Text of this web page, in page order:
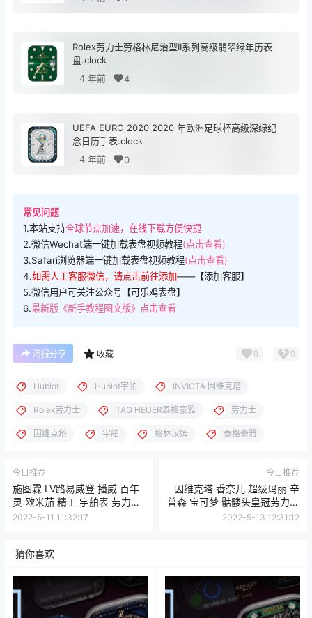
Rolex劳力士劳格林尼治型II系列高级翡翠绿年历表
盘.clock
4 年前
4
UEFA EURO 2020 2020 年欧洲足球杯高级深绿纪
念日历手表.clock
4 年前
0
常见问题
1.本站支持全球节点加速，在线下载方便快捷
2.微信Wechat端一键加载表盘视频教程(点击查看)
3.Safari浏览器端一键加载表盘视频教程(点击查看)
4.如需人工客服微信，请点击前往添加——【添加客服】
5.微信用户可关注公众号【可乐鸡表盘】
6.最新版《新手教程图文版》点击查看
海报分享 收藏 0 0
Hublot Hublot宇舶 INVICTA 因维克塔
Rolex劳力士 TAG HEUER泰格豪雅 劳力士
因维克塔 宇舶 格林汉姆 泰格豪雅
今日推荐
施图霖 LV路易威登 播威 百年
灵 欧米茄 精工 宇舶表 劳力士
苹果iWatch表盘Clockology可
2022-5-11 11:32:17
今日推荐
因维克塔 香奈儿 超级玛丽 辛
普森 宝可梦 骷髅头皇冠劳力士
苹果iWatch表盘Clockology可
2022-5-13 12:31:12
猜你喜欢